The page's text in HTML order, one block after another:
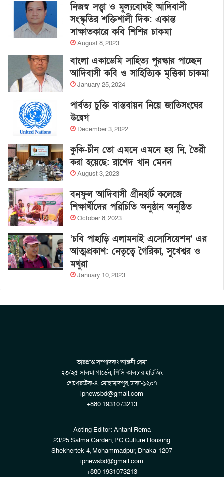
নিজস্ব সত্ত্বা ও মূল্যবোধই আদিবাসী
সংস্কৃতির শক্তিশালী দিক: একান্ত
সাক্ষাতকারে কবি শিশির চাকমা
August 8, 2023
বাংলা একাডেমি সাহিত্য পুরস্কার পাচ্ছেন
আদিবাসী কবি ও সাহিত্যিক মৃত্তিকা চাকমা
January 25, 2024
পার্বত্য চুক্তি বাস্তবায়ন নিয়ে জাতিসংঘের
উদ্বেগ
December 3, 2022
কুকি-চীন তো এমনে এমনে হয় নি, তৈরী
করা হয়েছে: রাশেদ খান মেনন
August 3, 2023
বনফুল আদিবাসী গ্রীনহার্ট কলেজে
শিক্ষার্থীদের পরিচিতি অনুষ্ঠান অনুষ্ঠিত
October 8, 2023
‘চবি পাহাড়ি এলামনাই এসোসিয়েশন’ এর
আত্মপ্রকাশ: নেতৃত্বে গৈরিকা, সুখেশ্বর ও
মথুরা
January 10, 2023
ভারপ্রাপ্ত সম্পাদকঃ আন্তনী রেমা
২৩/২৫ সালমা গার্ডেন, পিসি কালচার হাউজিং
শেখেরটেক-৪, মোহাম্মদপুর, ঢাকা-১২০৭
ipnewsbd@gmail.com
+880 1931073213
Acting Editor: Antani Rema
23/25 Salma Garden, PC Culture Housing
Shekhertek-4, Mohammadpur, Dhaka-1207
ipnewsbd@gmail.com
+880 1931073213